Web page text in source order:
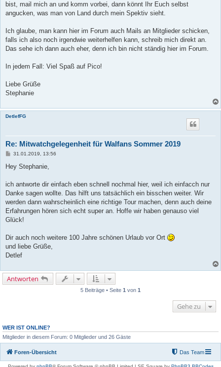
bist, mail mich an und komm vorbei, dann könnt Ihr Euch selbst
angucken, was man von Land durch mein Spektiv sieht.
Ich glaube, man kann hier im Forum auch Mails an Mitglieder schicken,
falls ich also noch irgendwie weiterhelfen kann, schreib mich direkt an.
Das sehe ich dann auch eher, denn ich bin nicht ständig hier im Forum.
In jedem Fall: Viel Spaß auf Pico!
Liebe Grüße
Stephanie
DetlefFG
Re: Mitwatchgelegenheit für Walfans Sommer 2019
B
i
a
31.01.2019, 13:56
Hey Stephanie,
ich antworte dir einfach eben schnell nochmal hier, weil ich einfacch nur
Danke sagen wollte. Das hilft uns tatsächlich ein bisschen weiter. Wir
werden dann wahrscheinlich eine richtige Tour machen, denn auch deine
Erfahrungen hören sich echt super an. Hoffe wir haben genauso viel
Glück!
Dir auch noch weitere 100 Jahre schönen Urlaub vor Ort
und liebe Grüße,
Detlef
Antworten
5 Beiträge • Seite 1 von 1
Gehe zu
WER IST ONLINE?
Mitglieder in diesem Forum: 0 Mitglieder und 26 Gäste
Foren-Übersicht Das Team